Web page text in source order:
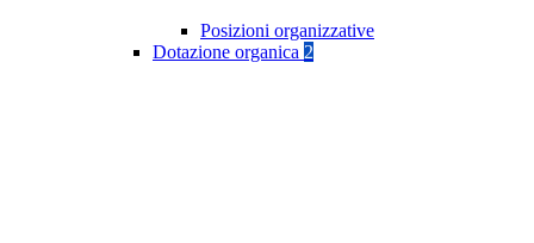
Posizioni organizzative
Dotazione organica 2